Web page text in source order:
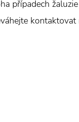
případech